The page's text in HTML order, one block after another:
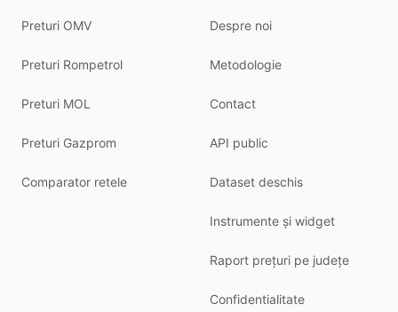
Preturi OMV
Preturi Rompetrol
Preturi MOL
Preturi Gazprom
Comparator retele
Despre noi
Metodologie
Contact
API public
Dataset deschis
Instrumente și widget
Raport prețuri pe județe
Confidentialitate